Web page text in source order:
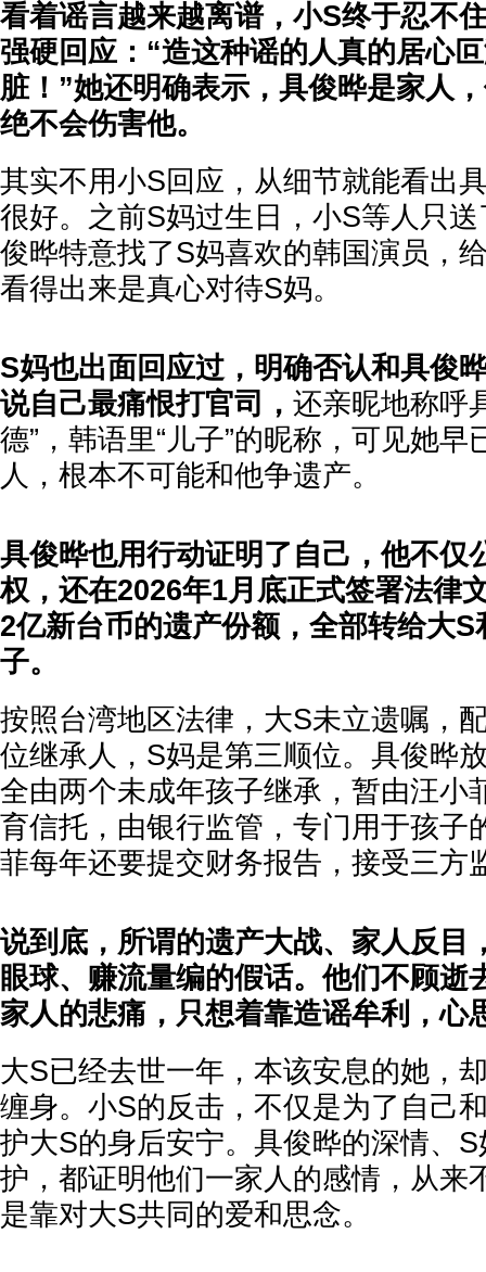
看着谣言越来越离谱，小S终于忍不
强硬回应：“造这种谣的人真的居心
脏！”她还明确表示，具俊晔是家人
绝不会伤害他。
其实不用小S回应，从细节就能看出
很好。之前S妈过生日，小S等人只
俊晔特意找了S妈喜欢的韩国演员，
看得出来是真心对待S妈。
S妈也出面回应过，明确否认和具俊
说自己最痛恨打官司， 还亲昵地称呼
德”，韩语里“儿子”的昵称，可见她
人，根本不可能和他争遗产。
具俊晔也用行动证明了自己，他不仅
权，还在2026年1月底正式签署法律
2亿新台币的遗产份额，全部转给大
子。
按照台湾地区法律，大S未立遗嘱，
位继承人，S妈是第三顺位。具俊晔
全由两个未成年孩子继承，暂由汪小
育信托，由银行监管，专门用于孩子
菲每年还要提交财务报告，接受三方
说到底，所谓的遗产大战、家人反目
眼球、赚流量编的假话。他们不顾逝
家人的悲痛，只想着靠造谣牟利，心
大S已经去世一年，本该安息的她，
缠身。小S的反击，不仅是为了自己
护大S的身后安宁。具俊晔的深情、
护，都证明他们一家人的感情，从来
是靠对大S共同的爱和思念。